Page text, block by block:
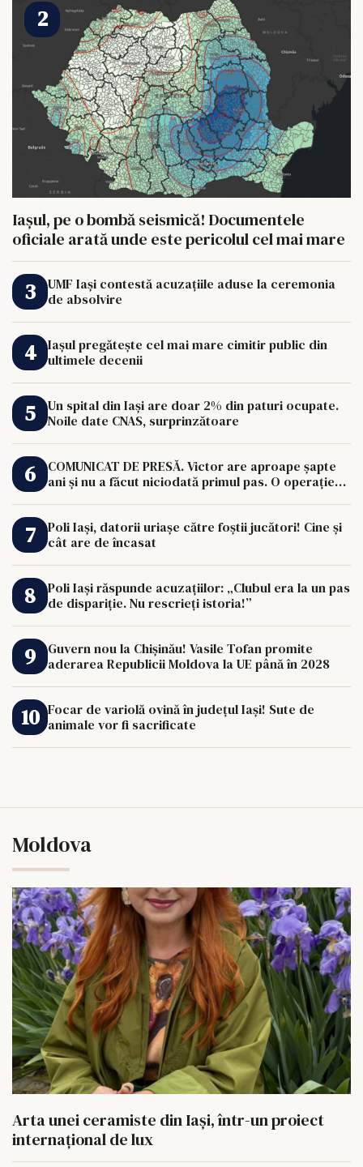
Iașul, pe o bombă seismică! Documentele
oficiale arată unde este pericolul cel mai mare
UMF Iași contestă acuzațiile aduse la ceremonia
de absolvire
Iașul pregătește cel mai mare cimitir public din
ultimele decenii
Un spital din Iași are doar 2% din paturi ocupate.
Noile date CNAS, surprinzătoare
COMUNICAT DE PRESĂ. Victor are aproape șapte
ani și nu a făcut niciodată primul pas. O operație
Poli Iași, datorii uriașe către foștii jucători! Cine și
cât are de încasat
Poli Iași răspunde acuzațiilor: „Clubul era la un pas
de dispariție. Nu rescrieți istoria!”
Guvern nou la Chișinău! Vasile Tofan promite
aderarea Republicii Moldova la UE până în 2028
Focar de variolă ovină în județul Iași! Sute de
animale vor fi sacrificate
Moldova
Arta unei ceramiste din Iași, într-un proiect
internațional de lux